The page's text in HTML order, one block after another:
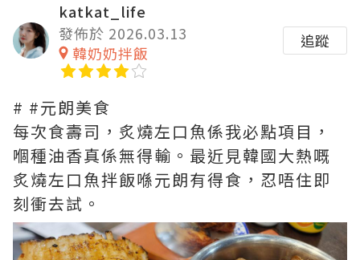
katkat_life
發佈於 2026.03.13
韓奶奶拌飯
追蹤
# #元朗美食
每次食壽司，炙燒左口魚係我必點項目，
嗰種油香真係無得輸。最近見韓國大熱嘅
炙燒左口魚拌飯喺元朗有得食，忍唔住即
刻衝去試。